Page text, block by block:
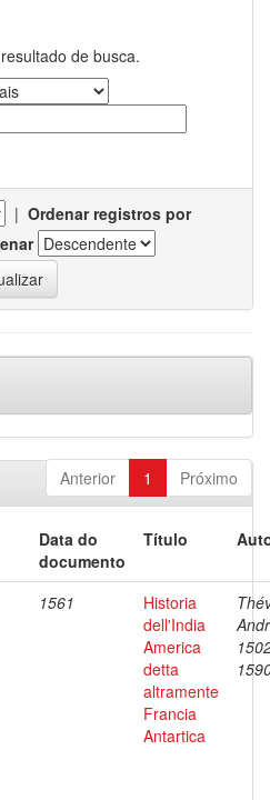
de busca.
| Ordenar registros por
Anterior 1 Próximo
Data do
documento
Título
1561
Historia
dell'India
America
detta
altramente
Francia
Antartica